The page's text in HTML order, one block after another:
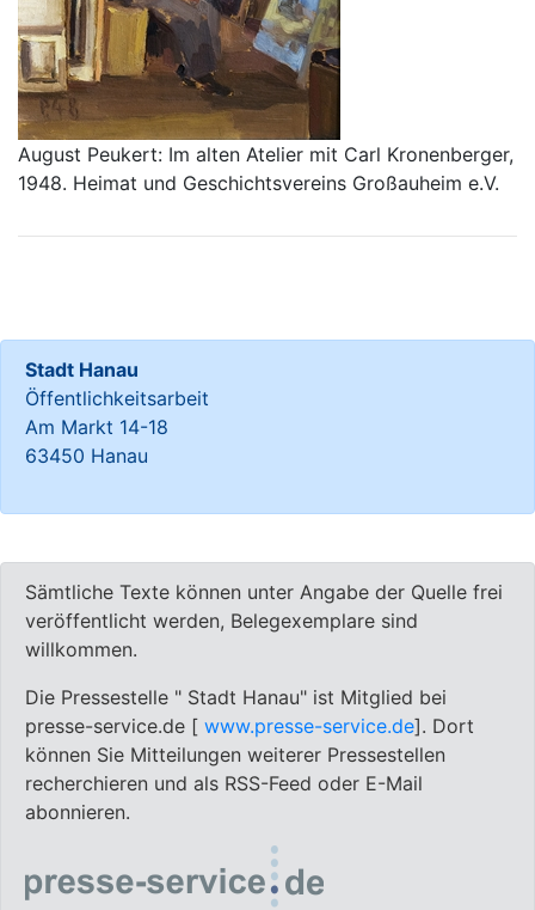
August Peukert: Im alten Atelier mit Carl Kronenberger,
1948. Heimat und Geschichtsvereins Großauheim e.V.
Stadt Hanau
Öffentlichkeitsarbeit
Am Markt 14-18
63450 Hanau
Sämtliche Texte können unter Angabe der Quelle frei
veröffentlicht werden, Belegexemplare sind
willkommen.
Die Pressestelle " Stadt Hanau" ist Mitglied bei
presse-service.de [ www.presse-service.de]. Dort
können Sie Mitteilungen weiterer Pressestellen
recherchieren und als RSS-Feed oder E-Mail
abonnieren.